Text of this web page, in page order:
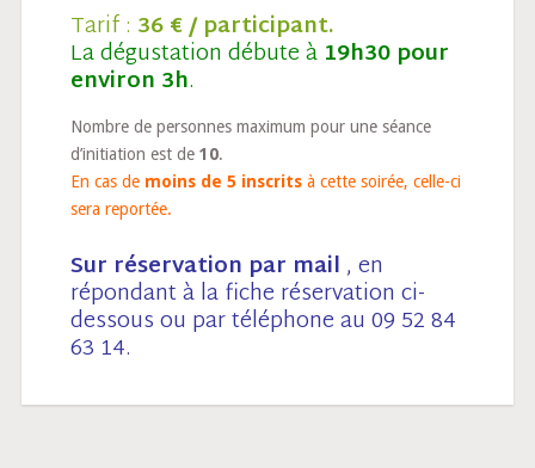
Tarif : 36 € / participant.
La dégustation débute à 19h30 pour
environ 3h.
Nombre de personnes maximum pour une séance
d’initiation est de10.
En cas de moins de 5 inscrits à cette soirée, celle-ci
sera reportée.
Sur réservation par mail, en
répondant à la fiche réservation ci-
dessous ou par téléphone au 09 52 84
63 14.